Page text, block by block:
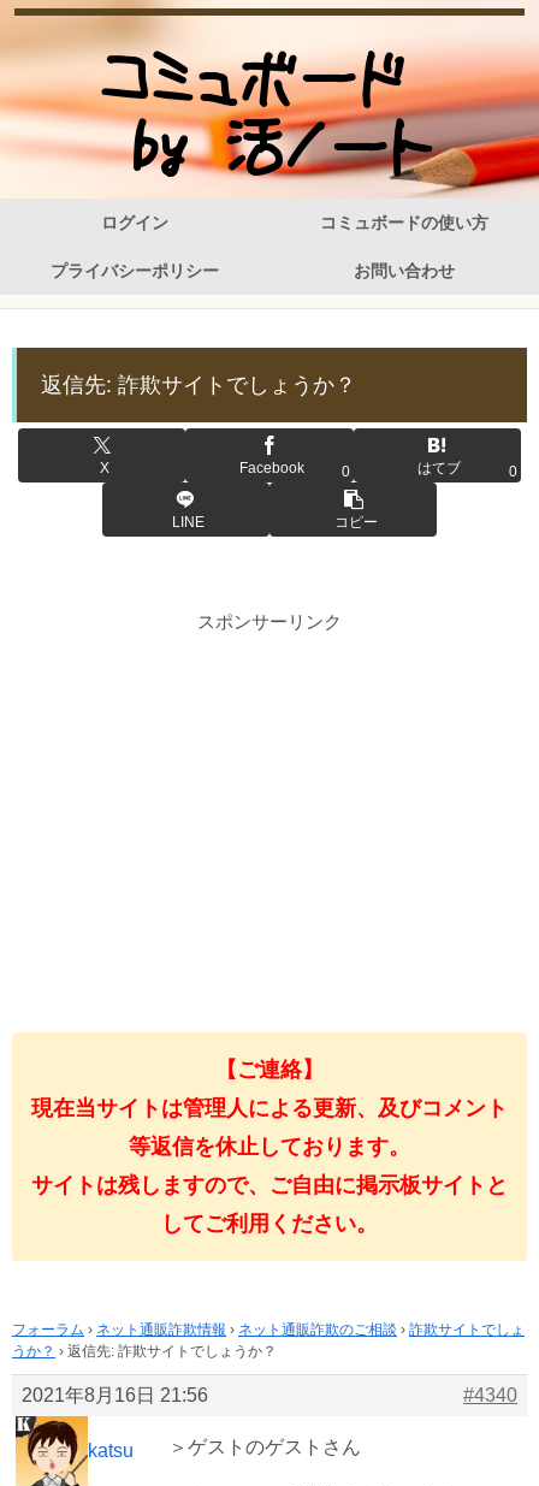
ログイン コミュボードの使い方
プライバシーポリシー お問い合わせ
返信先: 詐欺サイトでしょうか？
X Facebook 0 はてブ 0
LINE コピー
スポンサーリンク
【ご連絡】
現在当サイトは管理人による更新、及びコメント
等返信を休止しております。
サイトは残しますので、ご自由に掲示板サイトと
してご利用ください。
フォーラム › ネット通販詐欺情報 › ネット通販詐欺のご相談 › 詐欺サイトでしょ
うか？ › 返信先: 詐欺サイトでしょうか？
2021年8月16日 21:56 #4340
katsu ＞ゲストのゲストさん